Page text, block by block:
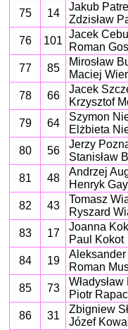
75 14
Jakub
Zdzisław
76
101
Jacek
Roman
77 85
Mirosław
Maciej
78 66
Jacek
Krzysztof
79 64
Szymon
Elżbieta
80 56
Jerzy
Stanisław
81 48
Andrzej
Henryk
82 43
Tomasz
Ryszard
83 17
Joanna
Paul Kokot
84 19
Roman
85
73
Piotr
86
31
Zbigniew
Józef